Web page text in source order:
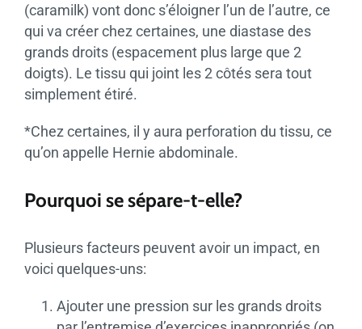
(caramilk) vont donc s’éloigner l’un de l’autre, ce
qui va créer chez certaines, une diastase des
grands droits (espacement plus large que 2
doigts). Le tissu qui joint les 2 côtés sera tout
simplement étiré.
*Chez certaines, il y aura perforation du tissu, ce
qu’on appelle Hernie abdominale.
Pourquoi se sépare-t-elle?
Plusieurs facteurs peuvent avoir un impact, en
voici quelques-uns:
Ajouter une pression sur les grands droits